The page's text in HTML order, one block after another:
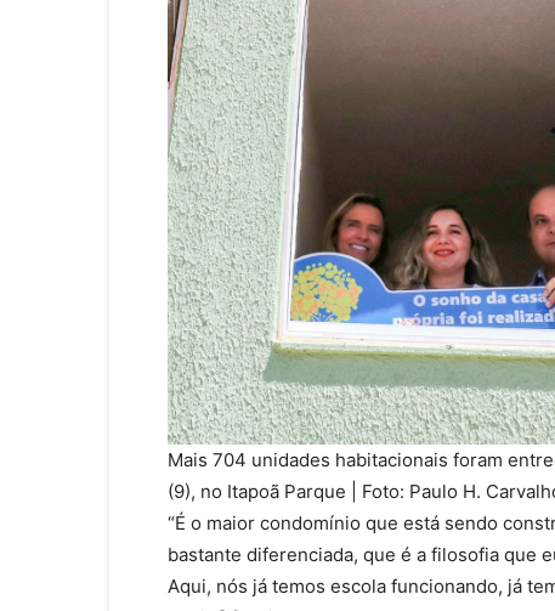
Mais 704 unidades habitacionais foram
(9), no Itapoã Parque | Foto: Paulo H.
“É o maior condomínio que está sendo
bastante diferenciada, que é a filosofia que
Aqui, nós já temos escola funcionando, já